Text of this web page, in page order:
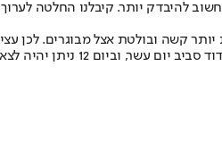
40 אלף בדיקות - בזבזנו אלפי חוליות מודיעין, ולכן חשוב
קשה ובולטת אצל מבוגרים. לכן
לדבריו, קיימת אפשרות לקיצור הבידוד ש"לא חייב